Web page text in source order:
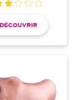
DÉCOUVRIR